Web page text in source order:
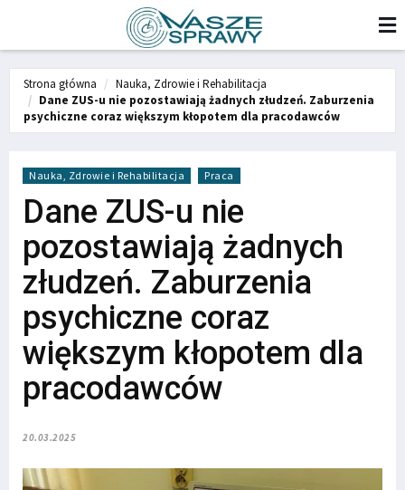
Strona główna
Nauka, Zdrowie i Rehabilitacja
Dane ZUS-u nie pozostawiają żadnych złudzeń. Zaburzenia
psychiczne coraz większym kłopotem dla pracodawców
Nauka, Zdrowie i Rehabilitacja Praca
Dane ZUS-u nie
pozostawiają żadnych
złudzeń. Zaburzenia
psychiczne coraz
większym kłopotem dla
pracodawców
20.03.2025